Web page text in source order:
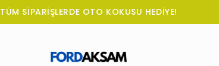
TÜM SİPARİŞLERDE OTO KOKUSU HEDİYE!